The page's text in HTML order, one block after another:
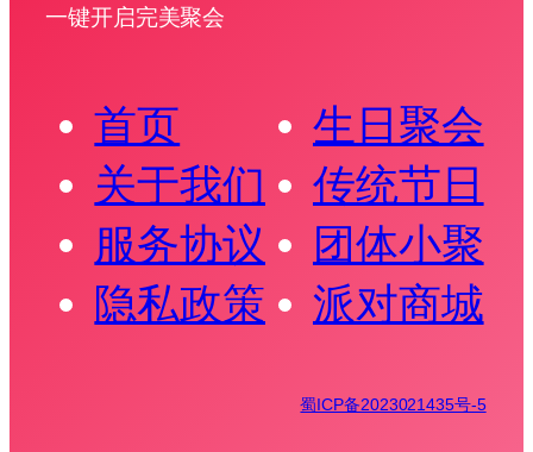
一键开启完美聚会
首页
关于我们
服务协议
隐私政策
生日聚会
传统节日
团体小聚
派对商城
蜀ICP备2023021435号-5